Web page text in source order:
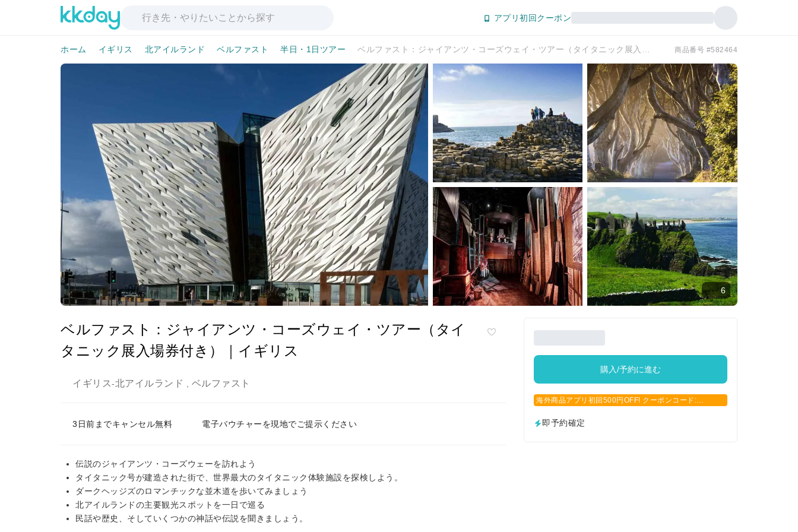
アプリ初回クーポン
ホーム イギリス 北アイルランド ベルファスト 半日・1日ツアー 商品番号 #582464
6
ベルファスト：ジャイアンツ・コーズウェイ・ツアー（タイ
タニック展入場券付き）｜イギリス
イギリス-北アイルランド ベルファスト
3日前までキャンセル無料 電子バウチャーを現地でご提示ください
伝説のジャイアンツ・コーズウェーを訪れよう
タイタニック号が建造された街で、世界最大のタイタニック体験施設を探検しよう。
ダークヘッジズのロマンチックな並木道を歩いてみましょう
北アイルランドの主要観光スポットを一日で巡る
民話や歴史、そしていくつかの神話や伝説を聞きましょう。
購入/予約に進む
海外商品アプリ初回500円OFF! クーポンコード:
即予約確定